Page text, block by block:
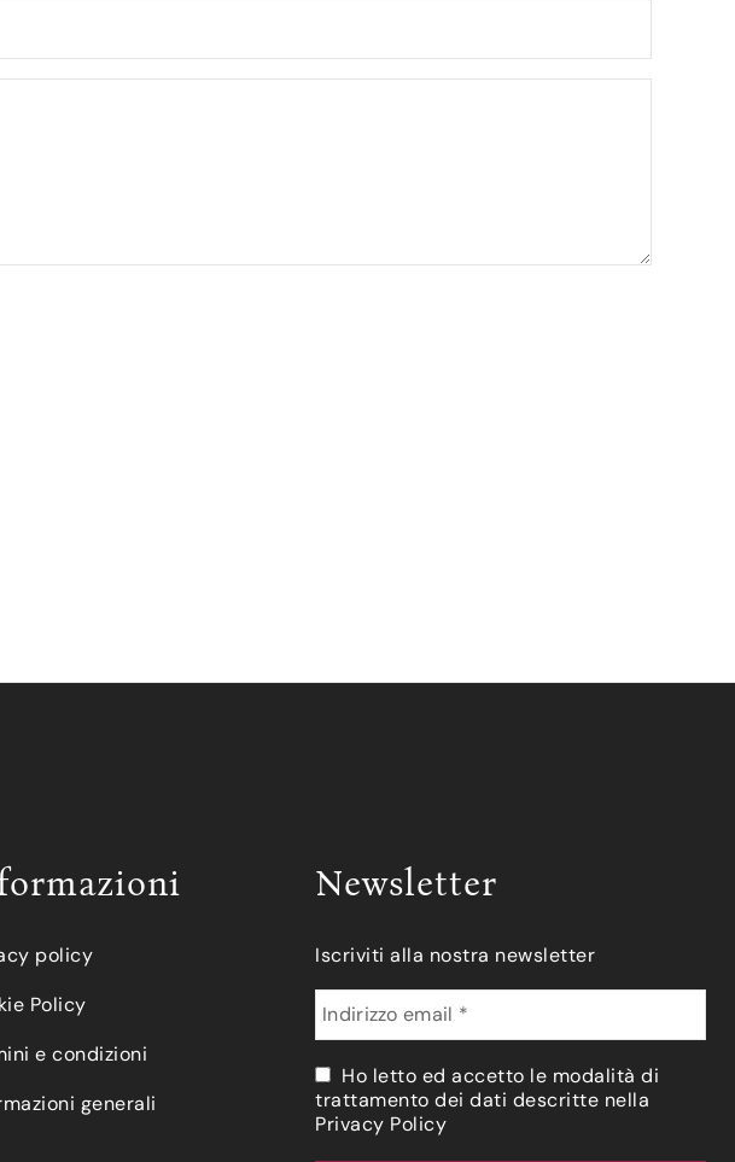
policy
Policy
e condizioni
generali
Newsletter
Iscriviti alla nostra newsletter
Ho letto ed accetto le modalità di
trattamento dei dati descritte nella
Privacy Policy